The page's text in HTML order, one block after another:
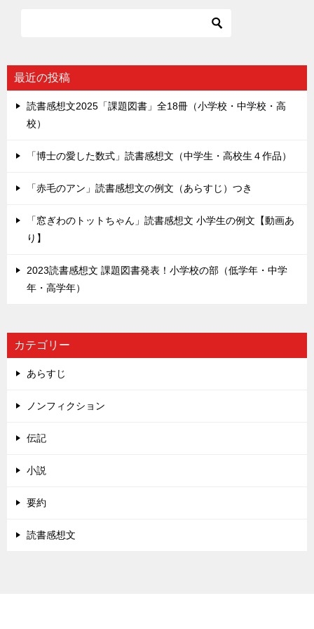
最近の投稿
読書感想文2025「課題図書」全18冊（小学校・中学校・高
校）
「博士の愛した数式」読書感想文（中学生・高校生４作品）
「赤毛のアン」読書感想文の例文（あらすじ）つき
「窓ぎわのトットちゃん」読書感想文 小学生の例文【動画あ
り】
2023読書感想文 課題図書発表！小学校の部（低学年・中学
年・高学年）
カテゴリー
あらすじ
ノンフィクション
伝記
小説
要約
読書感想文